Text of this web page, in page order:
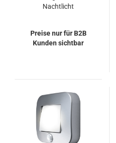
Nachtlicht
Preise nur für B2B
Kunden sichtbar